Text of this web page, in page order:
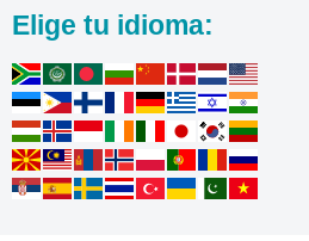
Elige tu idioma: